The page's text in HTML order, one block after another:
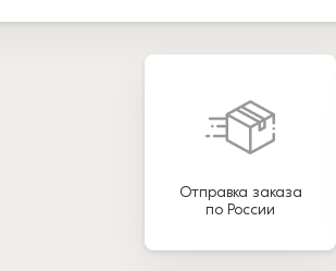
Отправка заказа
по России